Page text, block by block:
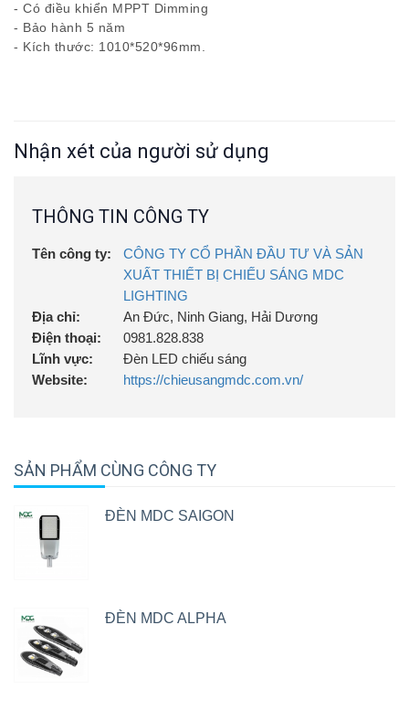
- Có điều khiển MPPT Dimming
- Bảo hành 5 năm
- Kích thước: 1010*520*96mm.
Nhận xét của người sử dụng
THÔNG TIN CÔNG TY
Tên công ty:
CÔNG TY CỔ PHẦN ĐẦU TƯ VÀ SẢN
XUẤT THIẾT BỊ CHIẾU SÁNG MDC
LIGHTING
Địa chỉ:
An Đức, Ninh Giang, Hải Dương
Điện thoại:
0981.828.838
Lĩnh vực:
Đèn LED chiếu sáng
Website:
https://chieusangmdc.com.vn/
SẢN PHẨM CÙNG CÔNG TY
ĐÈN MDC SAIGON
ĐÈN MDC ALPHA